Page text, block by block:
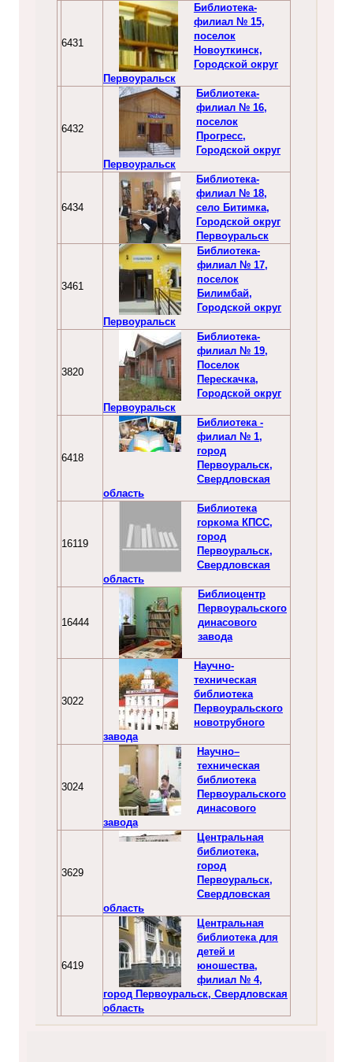
6431
Библиотека-
филиал № 15,
поселок
Новоуткинск,
Городской округ
Первоуральск
6432
Библиотека-
филиал № 16,
поселок
Прогресс,
Городской округ
Первоуральск
6434
Библиотека-
филиал № 18,
село Битимка,
Городской округ
Первоуральск
3461
Библиотека-
филиал № 17,
поселок
Билимбай,
Городской округ
Первоуральск
3820
Библиотека-
филиал № 19,
Поселок
Перескачка,
Городской округ
Первоуральск
6418
Библиотека -
филиал № 1,
город
Первоуральск,
Свердловская
область
16119
Библиотека
горкома КПСС,
город
Первоуральск,
Свердловская
область
16444
Библиоцентр
Первоуральского
динасового
завода
3022
Научно-
техническая
библиотека
Первоуральского
новотрубного
завода
3024
Научно–
техническая
библиотека
Первоуральского
динасового
завода
3629
Центральная
библиотека,
город
Первоуральск,
Свердловская
область
6419
Центральная
библиотека для
детей и
юношества,
филиал № 4,
город Первоуральск, Свердловская
область